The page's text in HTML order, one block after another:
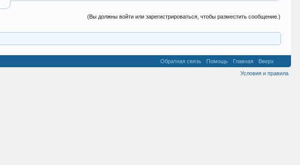
(Вы должны войти или зарегистрироваться, чтобы разместить сообщение.)
Обратная связь Помощь Главная
Вверх
Условия и правила